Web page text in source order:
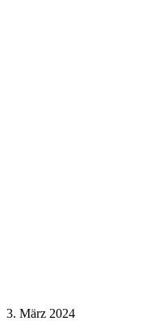
3. März 2024